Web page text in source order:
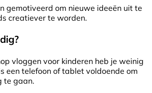
gemotiveerd om nieuwe ideeën uit te
creatiever te worden.
vloggen voor kinderen heb je weinig
een telefoon of tablet voldoende om
te gaan.